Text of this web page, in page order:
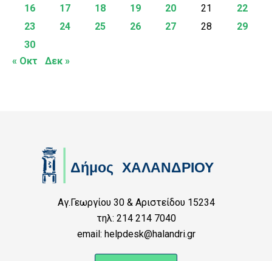
16
17 18 19 20 21
22
23
24 25 26 27 28
29
30
« Οκτ
Δεκ »
Αγ.Γεωργίου 30 & Αριστείδου 15234
τηλ: 214 214 7040
email: helpdesk@halandri.gr